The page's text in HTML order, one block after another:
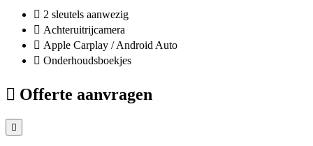
2 sleutels aanwezig
Achteruitrijcamera
Apple Carplay / Android Auto
Onderhoudsboekjes
Offerte aanvragen